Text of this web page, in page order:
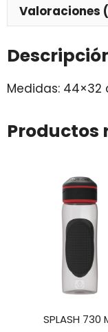
Valoraciones
Medidas: 44×32
Productos
SPLASH 730